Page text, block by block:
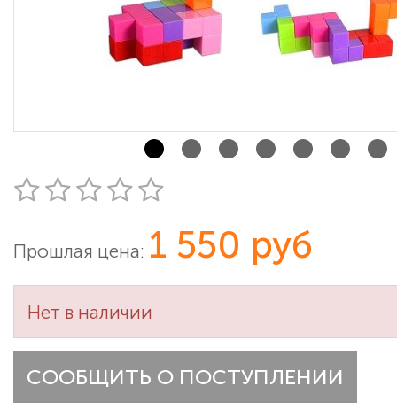
Прошлая цена: 1 550 руб
Нет в наличии
СООБЩИТЬ О ПОСТУПЛЕНИИ